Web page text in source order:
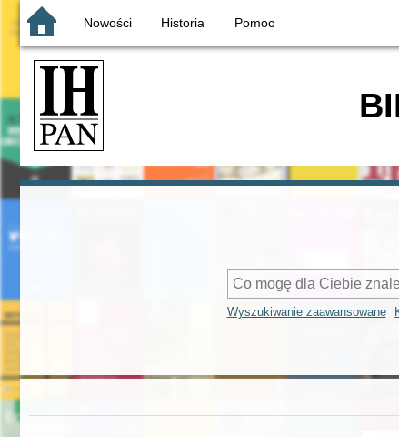
Nowości Historia Pomoc
Wyszukiwanie zaawansowane